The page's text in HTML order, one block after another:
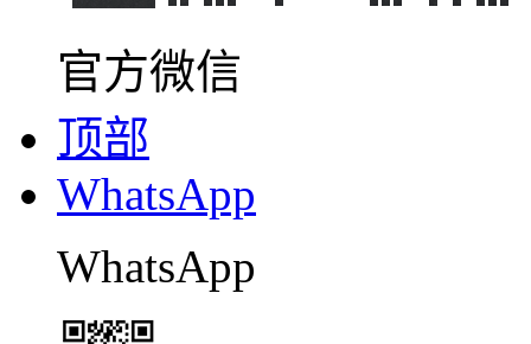
官方微信
顶部
WhatsApp
WhatsApp